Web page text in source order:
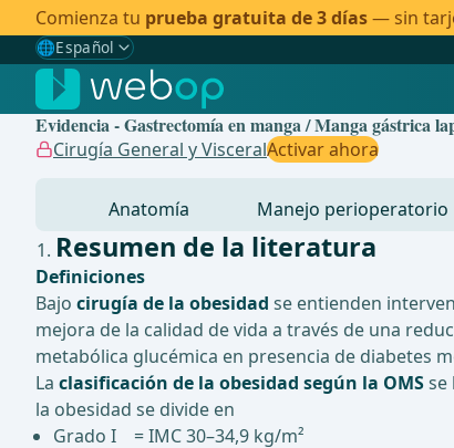
Comienza tu prueba gratuita de 3 días— sin
🌐Español
Gewählte Sprache: Español
🇩🇪 Alemán
🇬🇧Inglés
Evidencia - Gastrectomía en manga / Manga gástrica
Cirugía General y VisceralActivar ahora
Anatomía Manejo perioperatorio
Resumen de la literatura
Definiciones
Bajo cirugía de la obesidad se entienden
mejora de la calidad de vida a través de una
metabólica glucémica en presencia de diabetes
La clasificación de la obesidad según la OMSse
la obesidad se divide en
Grado I = IMC 30–34,9 kg/m²